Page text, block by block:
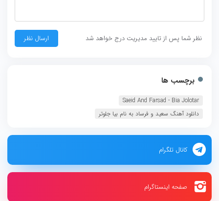
نظر شما پس از تایید مدیریت درج خواهد شد
برچسب ها
Saeid And Farsad - Bia Jolotar
دانلود آهنگ سعید و فرساد به نام بیا جلوتر
کانال تلگرام
صفحه اینستاگرام